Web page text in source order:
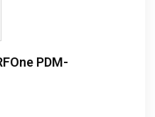
PDM-